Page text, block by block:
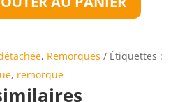
, Remorques
Étiquettes :
, remorque